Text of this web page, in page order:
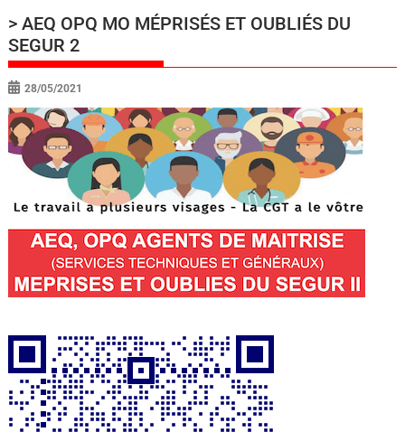
> AEQ OPQ MO MÉPRISÉS ET OUBLIÉS DU
SEGUR 2
28/05/2021